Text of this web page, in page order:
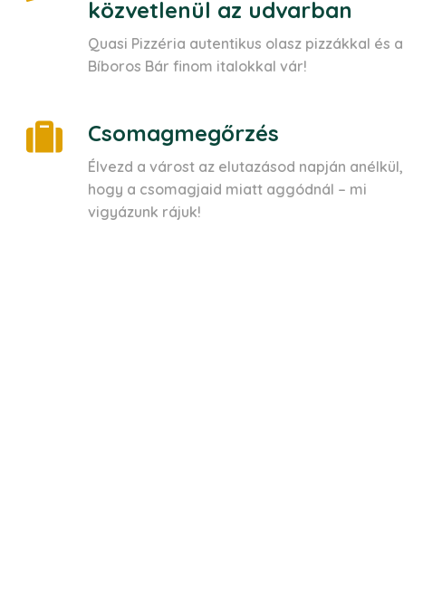
közvetlenül az udvarban
Quasi Pizzéria autentikus olasz pizzákkal és a
Bíboros Bár finom italokkal vár!
Csomagmegőrzés
Élvezd a várost az elutazásod napján anélkül,
hogy a csomagjaid miatt aggódnál – mi
vigyázunk rájuk!